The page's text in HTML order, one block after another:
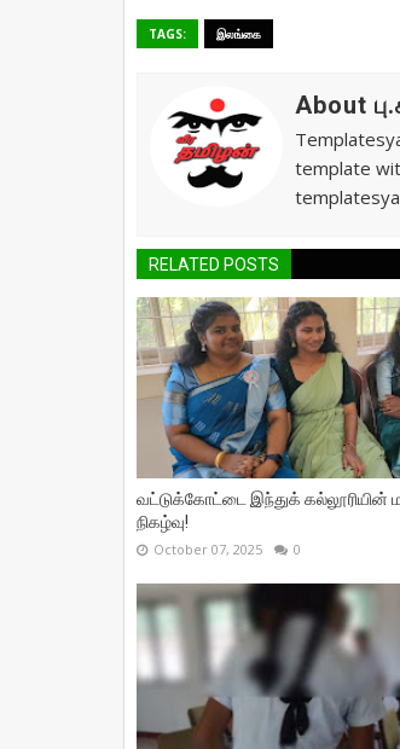
TAGS: இலங்கை
About
template
RELATED POSTS
வட்டுக்கோட்டை இந்துக் கல்லூரியின்
நிகழ்வு!
October 07, 2025 0